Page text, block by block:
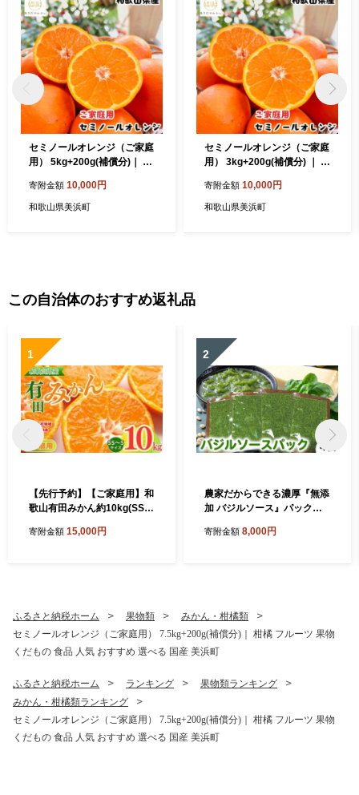
セミノールオレンジ（ご家庭
用） 5kg+200g(補償分)｜ 柑
品 人気 おすすめ 選べる 国産
美浜町
寄附金額 10,000円
和歌山県美浜町
セミノールオレンジ（ご家庭
用） 3kg+200g(補償分) ｜ 柑
品 人気 おすすめ 選べる 国産
美浜町
寄附金額 10,000円
和歌山県美浜町
この自治体のおすすめ返礼品
1
【先行予約】【ご家庭用】和
歌山有田みかん約10kg(SS、
寄附金額 15,000円
2
農家だからできる濃厚『無添
加 バジルソース』パック入
寄附金額 8,000円
ふるさと納税ホーム 果物類
みかん・柑橘類
セミノールオレンジ（ご家庭用） 7.5kg+200g(補償分)｜ 柑橘 フルーツ 果物
くだもの 食品 人気 おすすめ 選べる 国産 美浜町
ふるさと納税ホーム ランキング
果物類ランキング
みかん・柑橘類ランキング
セミノールオレンジ（ご家庭用） 7.5kg+200g(補償分)｜ 柑橘 フルーツ 果物
くだもの 食品 人気 おすすめ 選べる 国産 美浜町